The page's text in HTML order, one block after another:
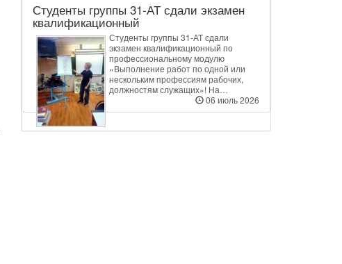
Студенты группы 31‑АТ сдали экзамен
квалификационный
Студенты группы 31‑АТ сдали
экзамен квалификационный по
профессиональному модулю
«Выполнение работ по одной или
нескольким профессиям рабочих,
должностям служащих»! На…
06 июль 2026